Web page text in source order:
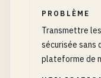
PROBLÈME
Transmettre
sécurisée sans
plateforme de